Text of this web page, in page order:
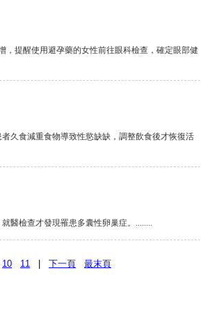
，提醒使用避孕藥的女性前往眼科檢查，確定眼部健
久食減重食物導致性慾缺缺，調整飲食後才恢復活
醫檢查才發現罹患多囊性卵巢症。........
10 11 下一頁 最末頁